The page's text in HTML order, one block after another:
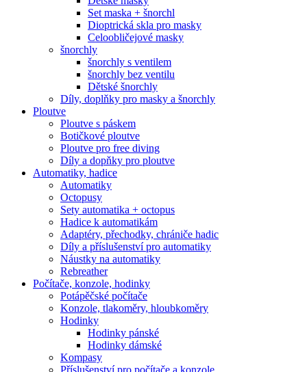
Set maska + šnorchl
Dioptrická skla pro masky
Celoobličejové masky
šnorchly
šnorchly s ventilem
šnorchly bez ventilu
Dětské šnorchly
Díly, doplňky pro masky a šnorchly
Ploutve
Ploutve s páskem
Botičkové ploutve
Ploutve pro free diving
Díly a dopňky pro ploutve
Automatiky, hadice
Automatiky
Octopusy
Sety automatika + octopus
Hadice k automatikám
Adaptéry, přechodky, chrániče hadic
Díly a příslušenství pro automatiky
Náustky na automatiky
Rebreather
Počítače, konzole, hodinky
Potápěčské počítače
Konzole, tlakoměry, hloubkoměry
Hodinky
Hodinky pánské
Hodinky dámské
Kompasy
Příslušenství pro počítače a konzole